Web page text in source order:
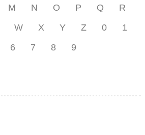
M N O P Q
R
W X Y Z 0
1
6 7 8 9